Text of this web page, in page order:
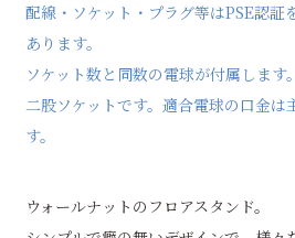
配線・ソケット・プラグ等はPSE認証
あります。
ソケット数と同数の電球が付属します。
二股ソケットです。適合電球の口金は
す。
ウォールナットのフロアスタンド。